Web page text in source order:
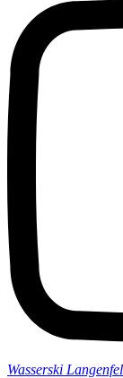
Wasserski